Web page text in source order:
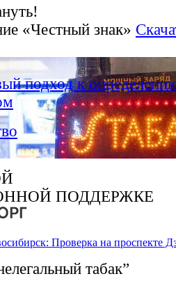
«Честный знак»
подход к
ПОДДЕРЖКЕ
Проверка на проспекте
табак”